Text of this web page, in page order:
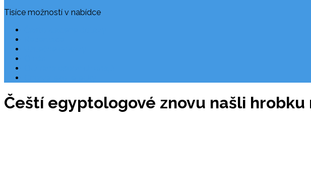
Tisíce možností v nabídce
Čeští egyptologové znovu našli